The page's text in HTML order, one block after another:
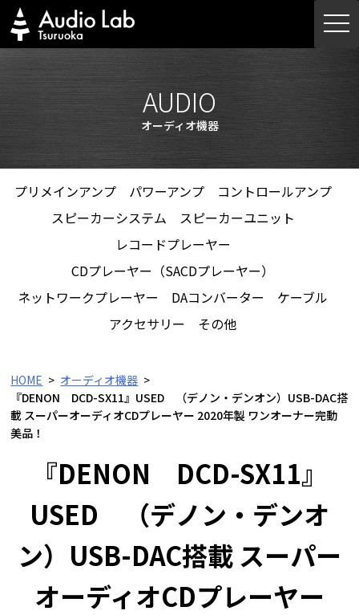
Skip
to
content
AUDIO
オーディオ機器
プリメインアンプ パワーアンプ
コントロールアンプ
スピーカーシステム
スピーカーユニット
レコードプレーヤー
CDプレーヤー（SACDプレーヤー）
ネットワークプレーヤー
DAコンバーター
ケーブル
アクセサリー
その他
HOME
オーディオ機器
『DENON DCD-SX11』USED （デノン・デンオン）USB-DAC搭
載 スーパーオーディオCDプレーヤー 2020年製 ワンオーナー完動
美品！
『DENON DCD-SX11』
USED （デノン・デンオ
ン）USB-DAC搭載 スーパー
オーディオCDプレーヤー